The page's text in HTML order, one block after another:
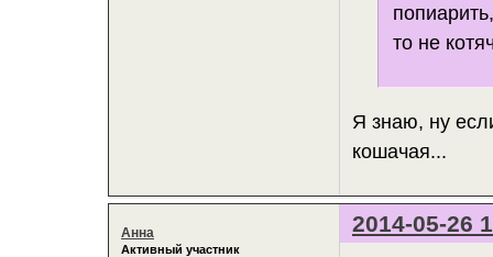
то не
Я знаю, ну
кошачая...
2014-05-26
Анна
Активный участник